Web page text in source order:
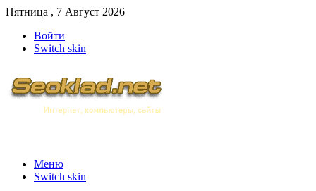
Пятница , 7 Август 2026
Войти
Switch skin
Меню
Switch skin